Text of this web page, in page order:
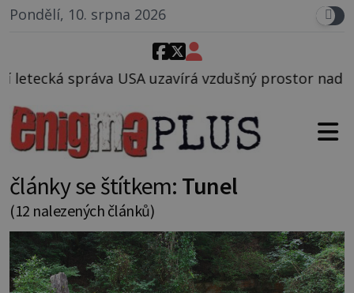
Pondělí, 10. srpna 2026
vzdušný prostor nad Oblastí 51, mohlo to
články se štítkem: Tunel
(12 nalezených článků)